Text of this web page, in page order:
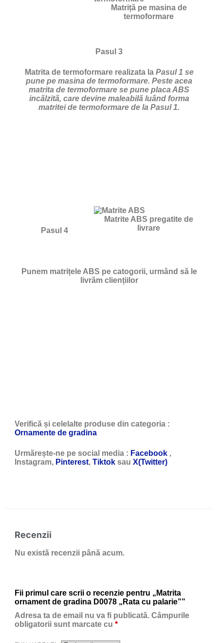
Matriță pe masina de
termoformare
Pasul 3
Matrita de termoformare realizata la Pasul 1 se
pune pe masina de termoformare. Peste acea
matrita de termoformare se pune placa ABS
incălzită, care devine maleabilă luând forma
matritei de termoformare de la Pasul 1.
Matrite ABS pregatite de
livrare
Pasul 4
Punem matrițele ABS pe catogorii, urmând să le
livrăm cliențiilor
Verifică și celelalte produse din categoria :
Ornamente de gradina
Urmărește-ne pe social media : Facebook ,
Instagram, Pinterest, Tiktok sau X(Twitter)
Recenzii
Nu există recenzii până acum.
Fii primul care scrii o recenzie pentru „Matrita
ornament de gradina D0078 „Rata cu palarie””
Adresa ta de email nu va fi publicată. Câmpurile
obligatorii sunt marcate cu *